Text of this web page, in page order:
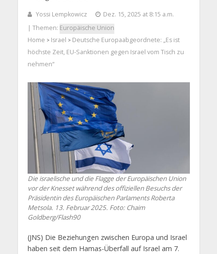
Yossi Lempkowicz
Dez. 15, 2025 at 8:15 a.m.
| Themen: Europäische Union
Home > Israel > Deutsche Europaabgeordnete: „Es ist
höchste Zeit, EU-Sanktionen gegen Israel vom Tisch zu
nehmen“
Die israelische und die Flagge der Europäischen Union
vor der Knesset während des offiziellen Besuchs der
Präsidentin des Europäischen Parlaments Roberta
Metsola. 13. Februar 2025. Foto: Chaim
Goldberg/Flash90
(JNS) Die Beziehungen zwischen Europa und Israel
haben seit dem Hamas-Überfall auf Israel am 7.